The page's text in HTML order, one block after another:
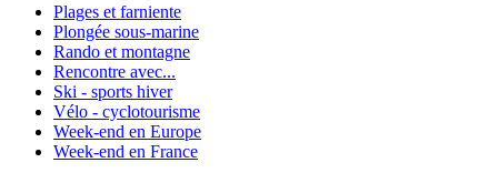
Plages et farniente
Plongée sous-marine
Rando et montagne
Rencontre avec...
Ski - sports hiver
Vélo - cyclotourisme
Week-end en Europe
Week-end en France